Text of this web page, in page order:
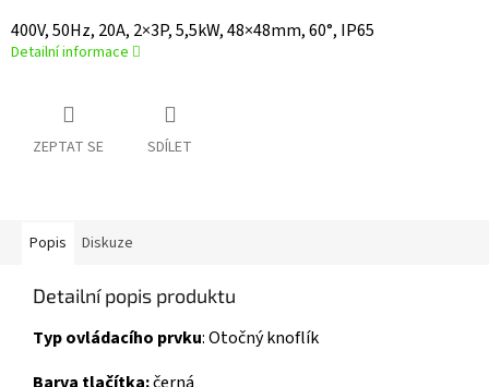
400V, 50Hz, 20A, 2×3P, 5,5kW, 48×48mm, 60°, IP65
Detailní informace
ZEPTAT SE SDÍLET
Popis Diskuze
Detailní popis produktu
Typ ovládacího prvku:Otočný knoflík